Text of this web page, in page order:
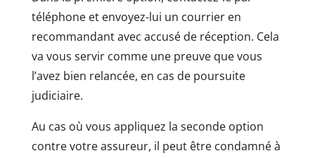
téléphone et envoyez-lui un courrier en
recommandant avec accusé de réception. Cela
va vous servir comme une preuve que vous
l’avez bien relancée, en cas de poursuite
judiciaire.
Au cas où vous appliquez la seconde option
contre votre assureur, il peut être condamné à